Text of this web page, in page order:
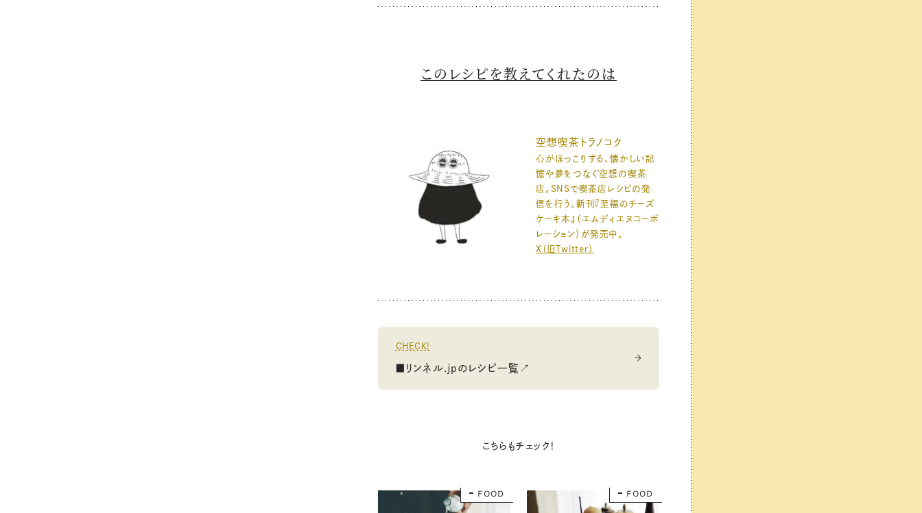
このレシピを教えてくれたのは
空想喫茶トラノコク
心がほっこりする、懐かしい記
憶や夢をつなぐ空想の喫茶
店。SNSで喫茶店レシピの発
信を行う。新刊『至福のチーズ
ケーキ本』（エムディエヌコーポ
レーション）が発売中。
X（旧Twitter）
CHECK!
■リンネル.jpのレシピ一覧↗
こちらもチェック！
FOOD FOOD